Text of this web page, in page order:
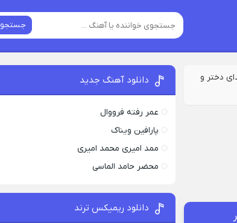
جستجو
دختر و دانلود آهنگ جدید
عمر رفته فرووال
پارافين ویناک
ممد امیری محمد امیری
محضر حامد الماسی
دانلود ریمیکس ترند